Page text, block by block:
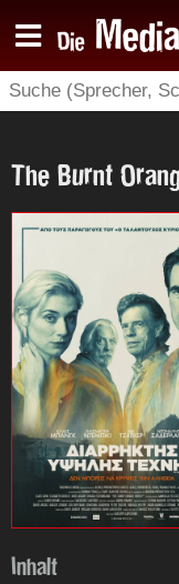
The Burnt
Inhalt